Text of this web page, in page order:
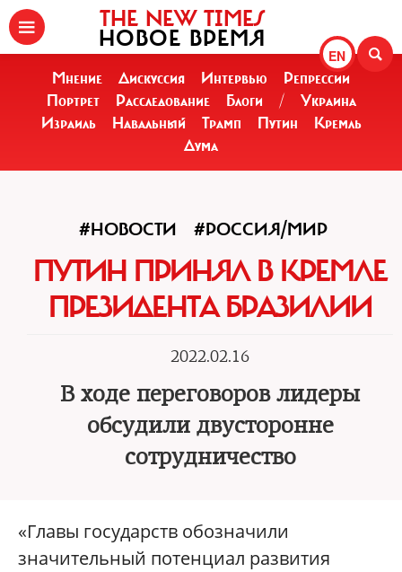
EN
THE NEW TIMES
НОВОЕ ВРЕМЯ
Мнение Дискуссия Интервью
Репрессии
Портрет
Расследование Блоги /
Украина
Израиль
Навальный Трамп Путин
Кремль
Дума
#НОВОСТИ #РОССИЯ/МИР
ПУТИН ПРИНЯЛ В КРЕМЛЕ
ПРЕЗИДЕНТА БРАЗИЛИИ
2022.02.16
В ходе переговоров лидеры
обсудили двусторонне
сотрудничество
«Главы государств обозначили
значительный потенциал развития